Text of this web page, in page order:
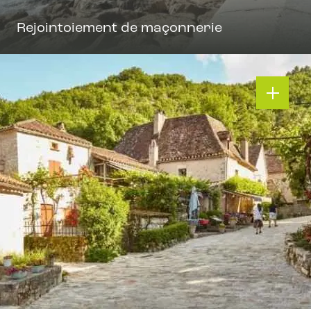
Rejointoiement de maçonnerie